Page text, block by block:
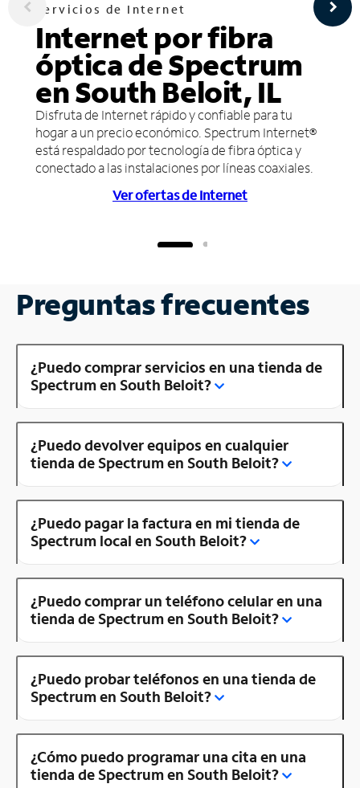
Servicios de Internet
Internet por fibra
óptica de Spectrum
en South Beloit, IL
Disfruta de Internet rápido y confiable para tu
hogar a un precio económico. Spectrum Internet®
está respaldado por tecnología de fibra óptica y
conectado a las instalaciones por líneas coaxiales.
Ver ofertas de Internet
Preguntas frecuentes
¿Puedo comprar servicios en una tienda de
Spectrum en South Beloit?
¿Puedo devolver equipos en cualquier
tienda de Spectrum en South Beloit?
¿Puedo pagar la factura en mi tienda de
Spectrum local en South Beloit?
¿Puedo comprar un teléfono celular en una
tienda de Spectrum en South Beloit?
¿Puedo probar teléfonos en una tienda de
Spectrum en South Beloit?
¿Cómo puedo programar una cita en una
tienda de Spectrum en South Beloit?